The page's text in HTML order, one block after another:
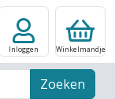
Zoeken
Inloggen Winkelmandje